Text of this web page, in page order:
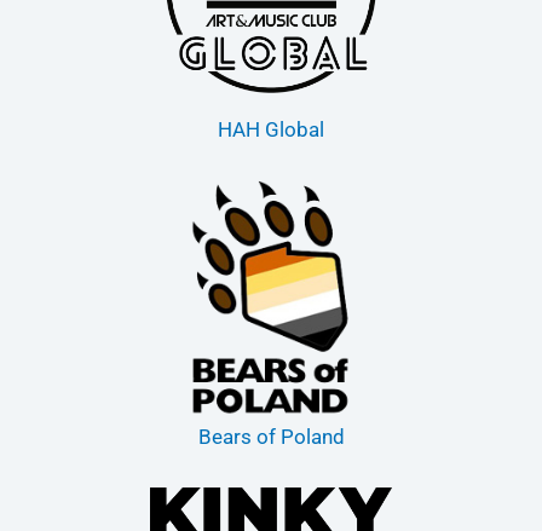
HAH Global
Bears of Poland